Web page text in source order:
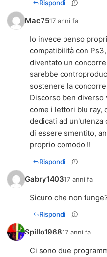
Rispondi
Mac7517 anni fa
Io invece penso
compatibilità con
diventato un
sarebbe
sostenere la
Discorso ben diverso
come i lettori blu ray,
dedicati ad un'utenza
di essere smentito,
proprio comodo!!!
Rispondi
Gabry140317 anni fa
Sicuro che non
Rispondi
Spillo196817 anni fa
Ci sono due